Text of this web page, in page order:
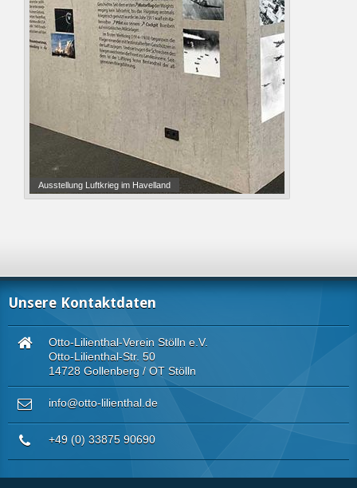
Ausstellung Luftkrieg im Havelland
Unsere Kontaktdaten
Otto-Lilienthal-Verein Stölln e.V.
Otto-Lilienthal-Str. 50
14728 Gollenberg / OT Stölln
info@otto-lilienthal.de
+49 (0) 33875 90690